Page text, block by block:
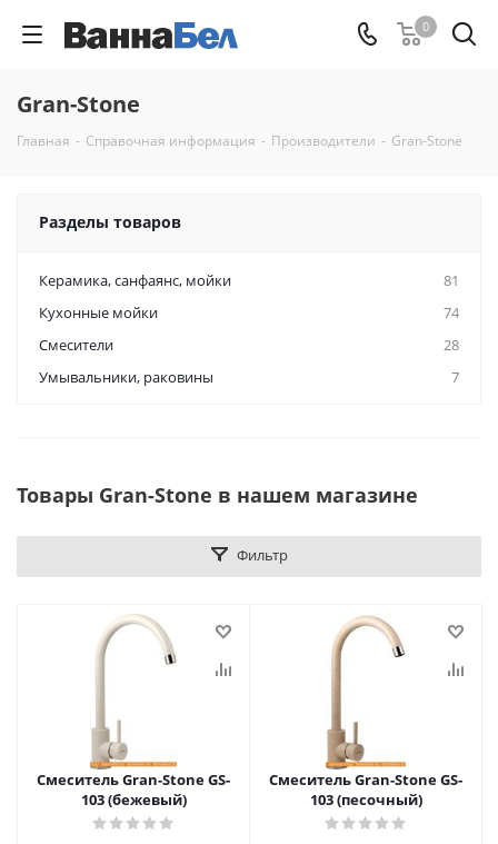
0
Gran-Stone
Главная - Справочная информация - Производители - Gran-Stone
Разделы товаров
Керамикa, санфаянс, мойки
81
Кухонные мойки
74
Смесители
28
Умывальники, раковины
7
Товары Gran-Stone в нашем магазине
Фильтр
Смеситель Gran-Stone GS-
103 (бежевый)
Смеситель Gran-Stone GS-
103 (песочный)